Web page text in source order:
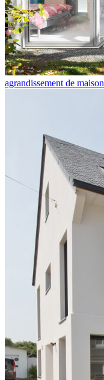
agrandissement de maison